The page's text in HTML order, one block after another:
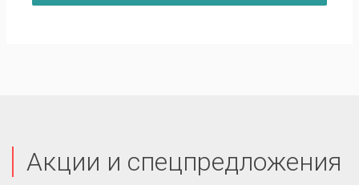
Акции и спецпредложения